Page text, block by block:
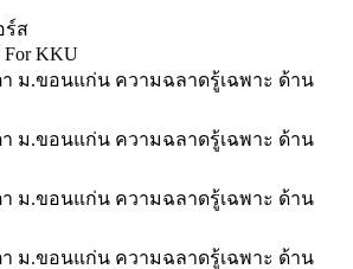
ร์ส
For KKU
า ม.ขอนแก่น ความฉลาดรู้เฉพาะ ด้าน
า ม.ขอนแก่น ความฉลาดรู้เฉพาะ ด้าน
า ม.ขอนแก่น ความฉลาดรู้เฉพาะ ด้าน
า ม.ขอนแก่น ความฉลาดรู้เฉพาะ ด้าน